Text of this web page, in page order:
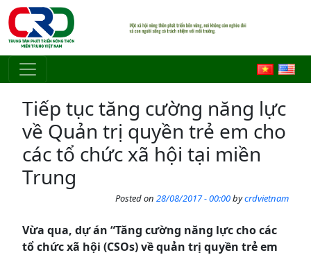
Skip to main content
Tiếp tục tăng cường năng lực
về Quản trị quyền trẻ em cho
các tổ chức xã hội tại miền
Trung
Posted on 28/08/2017 - 00:00bycrdvietnam
Vừa qua, dự án “Tăng cường năng lực cho các
tổ chức xã hội (CSOs) về quản trị quyền trẻ em